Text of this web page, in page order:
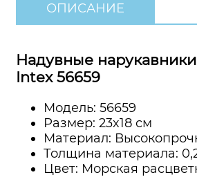
ОПИСАНИЕ
Надувные
Intex 56659
Модель: 56659
Размер: 23x18 см
Материал:
Толщина материала:
Цвет: Морская